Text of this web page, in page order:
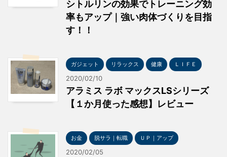
シトルリンの効果でトレーニング効
率もアップ｜強い肉体づくりを目指
す！！
ガジェット リラックス 健康 ＬＩＦＥ
2020/02/10
アラミス ラボ マックスLSシリーズ
【１か月使った感想】レビュー
お金 脱サラ｜転職 ＵＰ｜アップ
2020/02/05